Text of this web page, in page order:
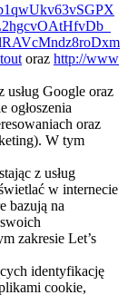
oraz http://www
usług Google oraz
ogłoszenia
oraz
W tym
z usług
w internecie
bazują na
zakresie Let’s
identyfikację
cookie,